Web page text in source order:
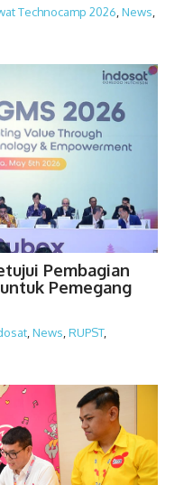
Technocamp 2026 News
Pembagian
Pemegang
News RUPST,